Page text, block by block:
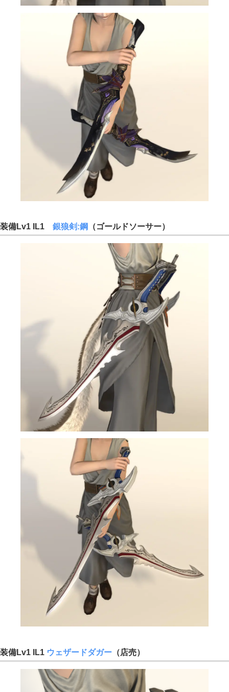
装備Lv1 IL1 銀狼剣:鋼 （ゴールドソーサー）
装備Lv1 IL1 ウェザードダガー （店売）